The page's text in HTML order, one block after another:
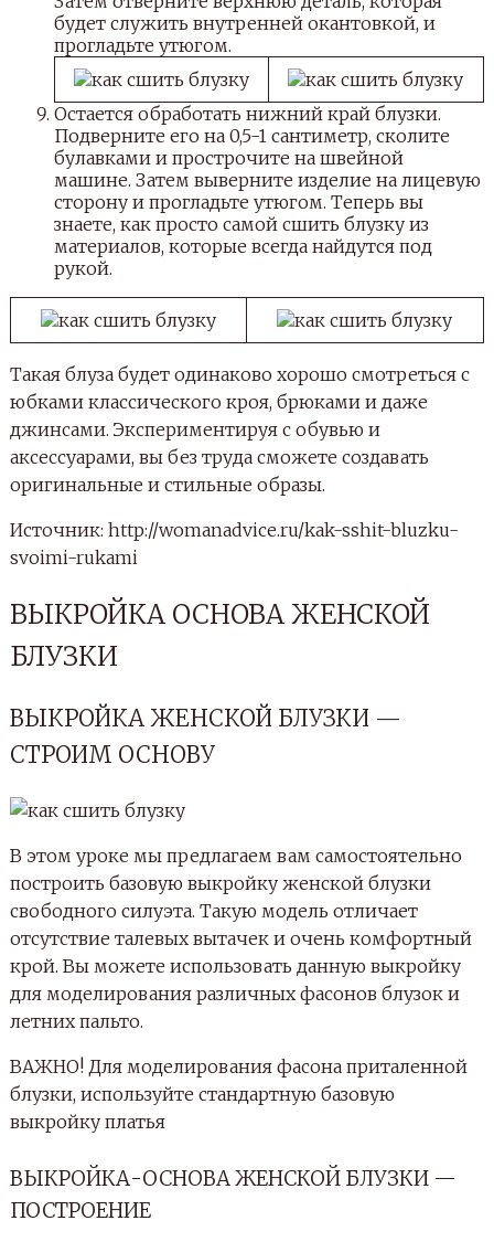
будет служить внутренней окантовкой, и
прогладьте утюгом.
Остается обработать нижний край блузки.
Подверните его на 0,5-1 сантиметр, сколите
булавками и прострочите на швейной
машине. Затем выверните изделие на лицевую
сторону и прогладьте утюгом. Теперь вы
знаете, как просто самой сшить блузку из
материалов, которые всегда найдутся под
рукой.
Такая блуза будет одинаково хорошо смотреться с
юбками классического кроя, брюками и даже
джинсами. Экспериментируя с обувью и
аксессуарами, вы без труда сможете создавать
оригинальные и стильные образы.
Источник: http://womanadvice.ru/kak-sshit-bluzku-
svoimi-rukami
ВЫКРОЙКА ОСНОВА ЖЕНСКОЙ
БЛУЗКИ
ВЫКРОЙКА ЖЕНСКОЙ БЛУЗКИ —
СТРОИМ ОСНОВУ
В этом уроке мы предлагаем вам самостоятельно
построить базовую выкройку женской блузки
свободного силуэта. Такую модель отличает
отсутствие талевых вытачек и очень комфортный
крой. Вы можете использовать данную выкройку
для моделирования различных фасонов блузок и
летних пальто.
ВАЖНО! Для моделирования фасона приталенной
блузки, используйте стандартную базовую
выкройку платья
ВЫКРОЙКА-ОСНОВА ЖЕНСКОЙ БЛУЗКИ —
ПОСТРОЕНИЕ